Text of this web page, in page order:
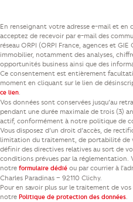
En renseignant votre adresse e-mail et en
acceptez de recevoir par e-mail des
réseau ORPI (ORPI France, agences et
immobilier, notamment des analyses,
opportunités business ainsi que des
Ce consentement est entièrement
moment en cliquant sur le lien de
ce lien.
Vos données sont conservées jusqu’au
pendant une durée maximale de trois (3)
actif, conformément à notre politique de
Vous disposez d’un droit d’accès, de
limitation du traitement, de portabilité de
définir des directives relatives au sort de
conditions prévues par la réglementation.
notre formulaire dédié ou par courrier à
Charles Paradinas – 92110 Clichy.
Pour en savoir plus sur le traitement de
notre Politique de protection des données.